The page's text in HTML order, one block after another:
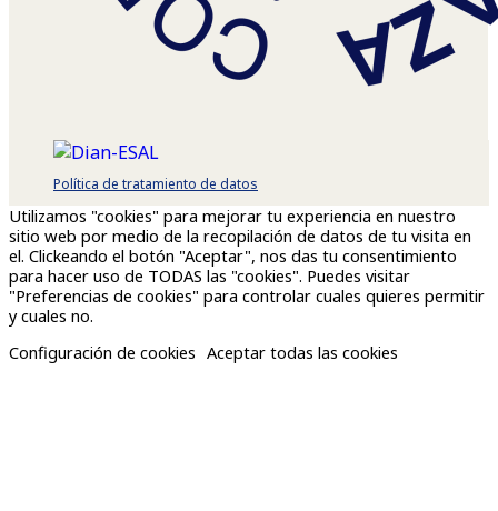
Política de tratamiento de datos
Utilizamos "cookies" para mejorar tu experiencia en nuestro
sitio web por medio de la recopilación de datos de tu visita en
el. Clickeando el botón "Aceptar", nos das tu consentimiento
para hacer uso de TODAS las "cookies". Puedes visitar
"Preferencias de cookies" para controlar cuales quieres permitir
y cuales no.
Configuración de cookies Aceptar todas las cookies